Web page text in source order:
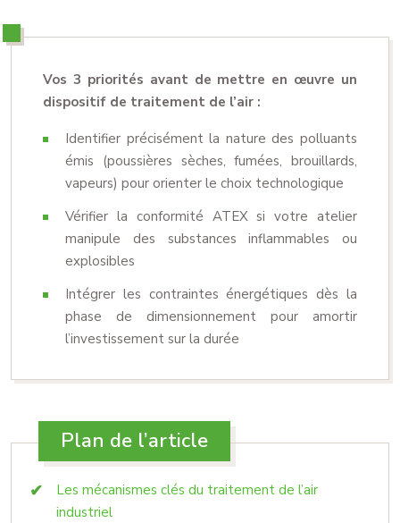
Vos 3 priorités avant de mettre en œuvre un
dispositif de traitement de l’air :
Identifier précisément la nature des polluants
émis (poussières sèches, fumées, brouillards,
vapeurs) pour orienter le choix technologique
Vérifier la conformité ATEX si votre atelier
manipule des substances inflammables ou
explosibles
Intégrer les contraintes énergétiques dès la
phase de dimensionnement pour amortir
l’investissement sur la durée
Plan de l’article
Les mécanismes clés du traitement de l’air
industriel